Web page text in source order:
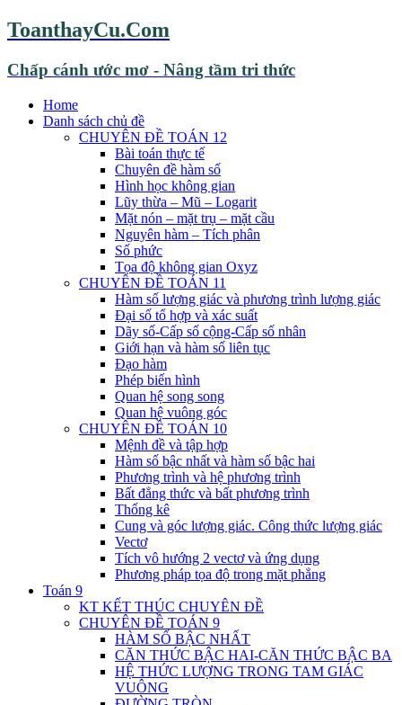
ToanthayCu.Com
Chấp cánh ước mơ - Nâng tầm tri thức
Home
Danh sách chủ đề
CHUYÊN ĐỀ TOÁN 12
Bài toán thực tế
Chuyên đề hàm số
Hình học không gian
Lũy thừa – Mũ – Logarit
Mặt nón – mặt trụ – mặt cầu
Nguyên hàm – Tích phân
Số phức
Tọa độ không gian Oxyz
CHUYÊN ĐỀ TOÁN 11
Hàm số lượng giác và phương trình lượng giác
Đại số tổ hợp và xác suất
Dãy số-Cấp số cộng-Cấp số nhân
Giới hạn và hàm số liên tục
Đạo hàm
Phép biến hình
Quan hệ song song
Quan hệ vuông góc
CHUYÊN ĐỀ TOÁN 10
Mệnh đề và tập hợp
Hàm số bậc nhất và hàm số bậc hai
Phương trình và hệ phương trình
Bất đẳng thức và bất phương trình
Thống kê
Cung và góc lượng giác. Công thức lượng giác
Vectơ
Tích vô hướng 2 vectơ và ứng dụng
Phương pháp tọa độ trong mặt phẳng
Toán 9
KT KẾT THÚC CHUYÊN ĐỀ
CHUYÊN ĐỀ TOÁN 9
HÀM SỐ BẬC NHẤT
CĂN THỨC BẬC HAI-CĂN THỨC BẬC BA
HỆ THỨC LƯỢNG TRONG TAM GIÁC
VUÔNG